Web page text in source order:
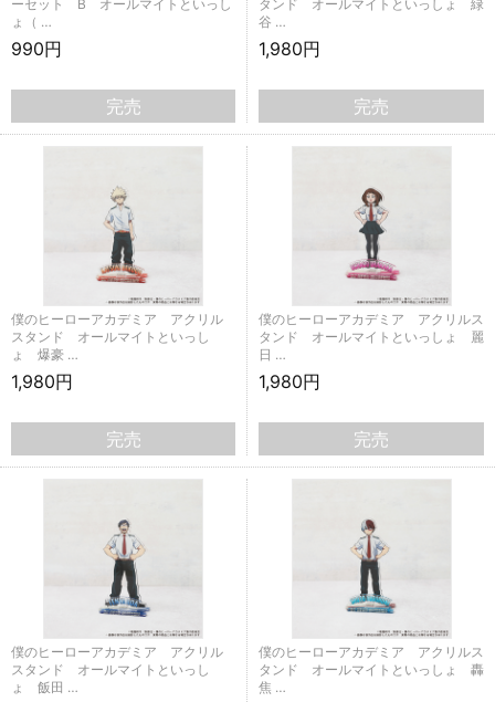
ーセット B オールマイトといっし
ょ（ …
990円
完売
タンド オールマイトといっしょ 緑
谷 …
1,980円
完売
僕のヒーローアカデミア アクリル
スタンド オールマイトといっし
ょ 爆豪 …
1,980円
完売
僕のヒーローアカデミア アクリルス
タンド オールマイトといっしょ 麗
日 …
1,980円
完売
僕のヒーローアカデミア アクリル
スタンド オールマイトといっし
ょ 飯田 …
僕のヒーローアカデミア アクリルス
タンド オールマイトといっしょ 轟
焦 …